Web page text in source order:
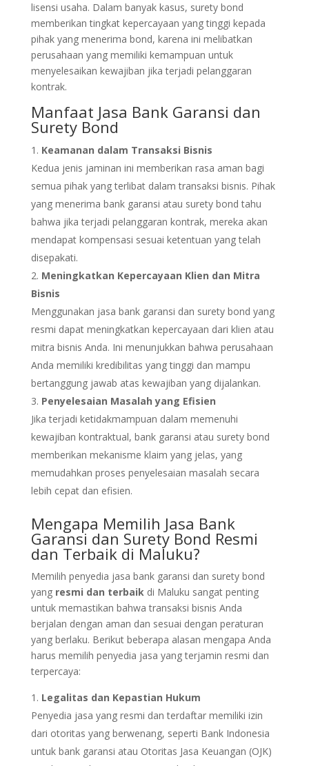
lisensi usaha. Dalam banyak kasus, surety bond
memberikan tingkat kepercayaan yang tinggi kepada
pihak yang menerima bond, karena ini melibatkan
perusahaan yang memiliki kemampuan untuk
menyelesaikan kewajiban jika terjadi pelanggaran
kontrak.
Manfaat Jasa Bank Garansi dan
Surety Bond
Keamanan dalam Transaksi Bisnis
Kedua jenis jaminan ini memberikan rasa aman bagi
semua pihak yang terlibat dalam transaksi bisnis. Pihak
yang menerima bank garansi atau surety bond tahu
bahwa jika terjadi pelanggaran kontrak, mereka akan
mendapat kompensasi sesuai ketentuan yang telah
disepakati.
Meningkatkan Kepercayaan Klien dan Mitra
Bisnis
Menggunakan jasa bank garansi dan surety bond yang
resmi dapat meningkatkan kepercayaan dari klien atau
mitra bisnis Anda. Ini menunjukkan bahwa perusahaan
Anda memiliki kredibilitas yang tinggi dan mampu
bertanggung jawab atas kewajiban yang dijalankan.
Penyelesaian Masalah yang Efisien
Jika terjadi ketidakmampuan dalam memenuhi
kewajiban kontraktual, bank garansi atau surety bond
memberikan mekanisme klaim yang jelas, yang
memudahkan proses penyelesaian masalah secara
lebih cepat dan efisien.
Mengapa Memilih Jasa Bank
Garansi dan Surety Bond Resmi
dan Terbaik di Maluku?
Memilih penyedia jasa bank garansi dan surety bond
yang resmi dan terbaikdi Maluku sangat penting
untuk memastikan bahwa transaksi bisnis Anda
berjalan dengan aman dan sesuai dengan peraturan
yang berlaku. Berikut beberapa alasan mengapa Anda
harus memilih penyedia jasa yang terjamin resmi dan
terpercaya:
Legalitas dan Kepastian Hukum
Penyedia jasa yang resmi dan terdaftar memiliki izin
dari otoritas yang berwenang, seperti Bank Indonesia
untuk bank garansi atau Otoritas Jasa Keuangan (OJK)